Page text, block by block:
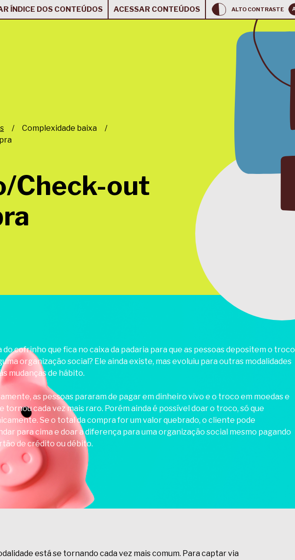
ÍNDICE DOS CONTEÚDOS ACESSAR CONTEÚDOS ALTO CONTRASTE
/ Complexidade baixa
/
Check-out
do cofrinho que fica no caixa da padaria para que as pessoas depositem o troco
organização social? Ele ainda existe, mas evoluiu para outras modalidades
mudanças de hábito.
as pessoas pararam de pagar em dinheiro vivo e o troco em moedas e
tornou cada vez mais raro. Porém ainda é possível doar o troco, só que
Se o total da compra for um valor quebrado, o cliente pode
para cima e doar a diferença para uma organização social mesmo pagando
de crédito ou débito.
está se tornando cada vez mais comum. Para captar via